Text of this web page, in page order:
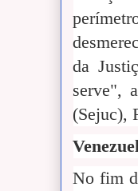
da
serve",
(Sejuc),
No fim